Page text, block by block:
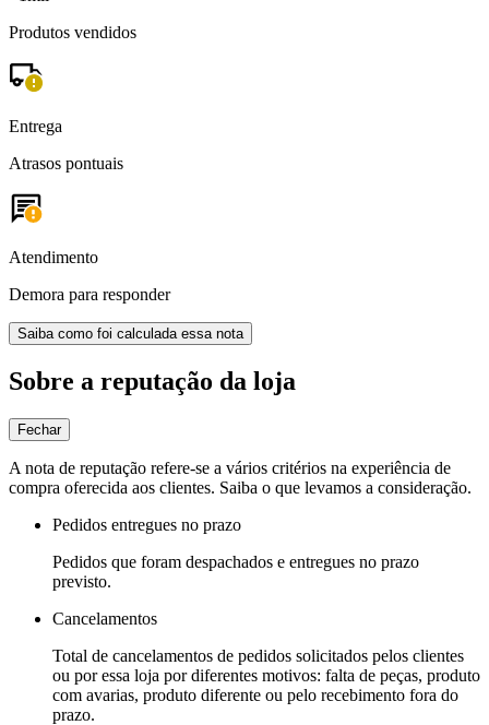
Produtos vendidos
Entrega
Atrasos pontuais
Atendimento
Demora para responder
Saiba como foi calculada essa nota
Sobre a reputação da loja
Fechar
A nota de reputação refere-se a vários critérios na experiência de
compra oferecida aos clientes. Saiba o que levamos a consideração.
Pedidos entregues no prazo
Pedidos que foram despachados e entregues no prazo
previsto.
Cancelamentos
Total de cancelamentos de pedidos solicitados pelos clientes
ou por essa loja por diferentes motivos: falta de peças, produto
com avarias, produto diferente ou pelo recebimento fora do
prazo.